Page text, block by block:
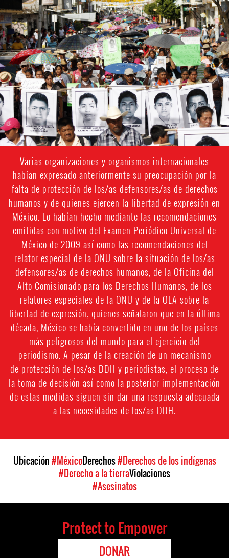
#Mexico-
general-
context.jpg
Varias organizaciones y organismos internacionales
habían expresado anteriormente su preocupación por la
falta de protección de los/as defensores/as de derechos
humanos y de quienes ejercen la libertad de expresión en
México. Lo habían hecho mediante las recomendaciones
emitidas con motivo del Examen Periódico Universal de
México de 2009 así como las recomendaciones del
relator especial de la ONU sobre la situación de los/as
defensores/as de derechos humanos, de la Oficina del
Alto Comisionado para los Derechos Humanos, de los
relatores especiales de la ONU y de la OEA sobre la
libertad de expresión, quienes señalaron que en la última
década, México se había convertido en uno de los países
más peligrosos del mundo para el ejercicio del
periodismo. A pesar de la creación de un mecanismo
de protección de los/as DDH y periodistas, el proceso de
la toma de decisión así como la posterior implementación
de estas medidas siguen sin dar una respuesta adecuada
a las necesidades de los/as DDH.
Ubicación#MéxicoDerechos#Derechos de los indígenas
#Derecho a la tierraViolaciones
#Asesinatos
Protect to Empower
DONAR